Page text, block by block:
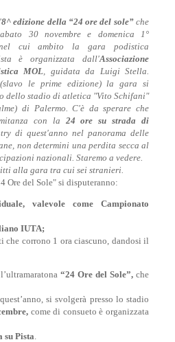
8^ edizione della “24 ore del sole”che
30 novembre e domenica 1°
cui ambito la gara podistica
è organizzata dall'Associazione
MOL, guidata da Luigi Stella.
le prime edizione) la gara si
dello stadio di atletica "Vito Schifani"
di Palermo. C'è da sperare che
con la 24 ore su strada di
di quest'anno nel panorama delle
non determini una perdita secca al
nazionali. Staremo a vedere.
alla gara tra cui sei stranieri.
Ore del Sole" si disputeranno:
valevole come Campionato
IUTA;
che corrono 1 ora ciascuno, dandosi il
“24 Ore del Sole”, che
si svolgerà presso lo stadio
come di consueto è organizzata
Pista.